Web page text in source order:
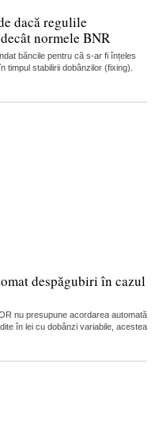
dacă regulile
normele BNR
băncile pentru că s-ar fi înțeles
stabilirii dobânzilor (fixing).
despăgubiri în cazul
nu presupune acordarea automată
în lei cu dobânzi variabile, acestea